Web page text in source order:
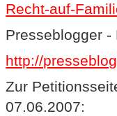
Recht-auf-
Presseblogger
http://
Zur
07.06.2007: